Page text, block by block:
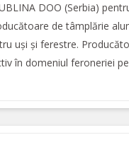
DOO (Serbia)
de tâmplărie
uşi şi ferestre.
în domeniul feroneriei